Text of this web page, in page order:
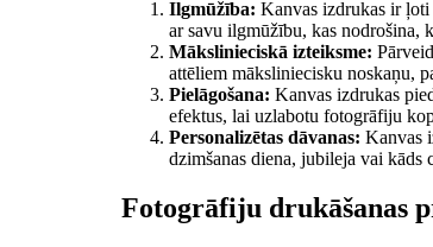
Ilgmūžība: Kanvas izdrukas ir ļoti
ar savu ilgmūžību, kas nodrošina,
Mākslinieciskā izteiksme:
attēliem māksliniecisku noskaņu,
Pielāgošana: Kanvas izdrukas
efektus, lai uzlabotu fotogrāfiju
Personalizētas dāvanas: Kanvas
dzimšanas diena, jubileja vai kāds
Fotogrāfiju drukāšanas